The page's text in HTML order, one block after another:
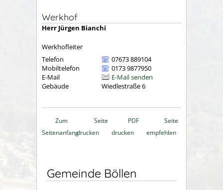
Werkhof
Herr Jürgen Bianchi
Werkhofleiter
Telefon
07673 889104
Mobiltelefon
0173 9877950
E-Mail
E-Mail senden
Gebäude
Wiedlestraße 6
Zum
Seitenanfang
Seite
drucken
PDF
drucken
Seite
empfehlen
Gemeinde Böllen